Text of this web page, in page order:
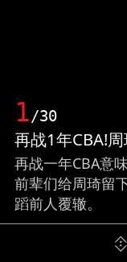
1/30
再战1年CBA!
再战一年CBA意
前辈们给周琦留
蹈前人覆辙。